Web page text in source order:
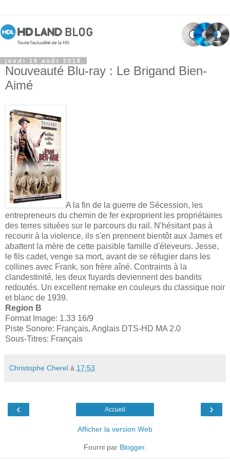
jeudi 16 août 2018
Nouveauté Blu-ray : Le Brigand Bien-
Aimé
A la fin de la guerre de Sécession, les
entrepreneurs du chemin de fer exproprient les propriétaires
des terres situées sur le parcours du rail. N'hésitant pas à
recourir à la violence, ils s'en prennent bientôt aux James et
abattent la mère de cette paisible famille d'éleveurs. Jesse,
le fils cadet, venge sa mort, avant de se réfugier dans les
collines avec Frank, son frère aîné. Contraints à la
clandestinité, les deux fuyards deviennent des bandits
redoutés. Un excellent remake en couleurs du classique noir
et blanc de 1939.
Region B
Format Image: 1.33 16/9
Piste Sonore: Français, Anglais DTS-HD MA 2.0
Sous-Titres: Français
Christophe Cherel à 17:53
‹ ›
Accueil
Afficher la version Web
Fourni par Blogger.